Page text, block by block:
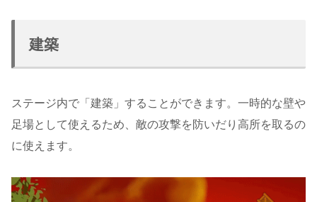
建築
ステージ内で「建築」することができます。一時的な壁や
足場として使えるため、敵の攻撃を防いだり高所を取るの
に使えます。